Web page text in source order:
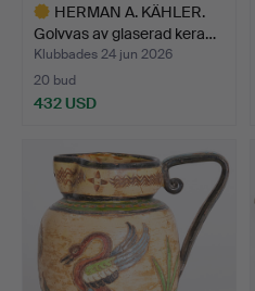
HERMAN A. KÄHLER.
Golvvas av glaserad kera…
Klubbades 24 jun 2026
20 bud
432 USD
föremål